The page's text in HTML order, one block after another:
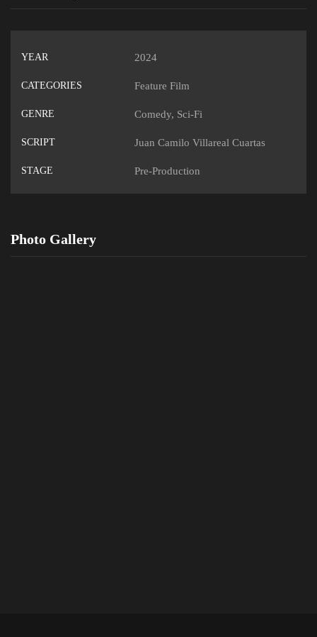
YEAR 2024
CATEGORIES Feature Film
GENRE Comedy, Sci-Fi
SCRIPT Juan Camilo Villareal Cuartas
STAGE Pre-Production
Photo Gallery